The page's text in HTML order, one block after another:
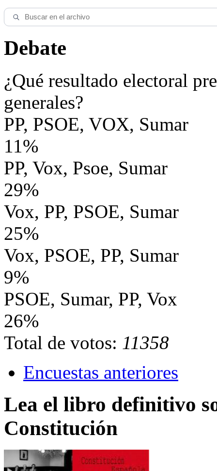
Debate
¿Qué resultado electoral
generales?
PP, PSOE, VOX, Sumar
11%
PP, Vox, Psoe, Sumar
29%
Vox, PP, PSOE, Sumar
25%
Vox, PSOE, PP, Sumar
9%
PSOE, Sumar, PP, Vox
26%
Total de votos: 11358
Encuestas anteriores
Lea el libro definitivo
Constitución